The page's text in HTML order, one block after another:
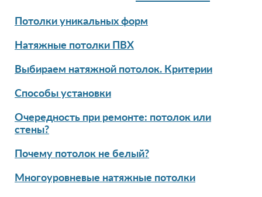
Потолки уникальных форм
Натяжные потолки ПВХ
Выбираем натяжной потолок. Критерии
Способы установки
Очередность при ремонте: потолок или
стены?
Почему потолок не белый?
Многоуровневые натяжные потолки